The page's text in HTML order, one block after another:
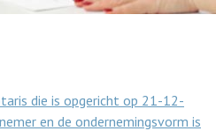
die is opgericht op 21-12-
en de ondernemingsvorm is